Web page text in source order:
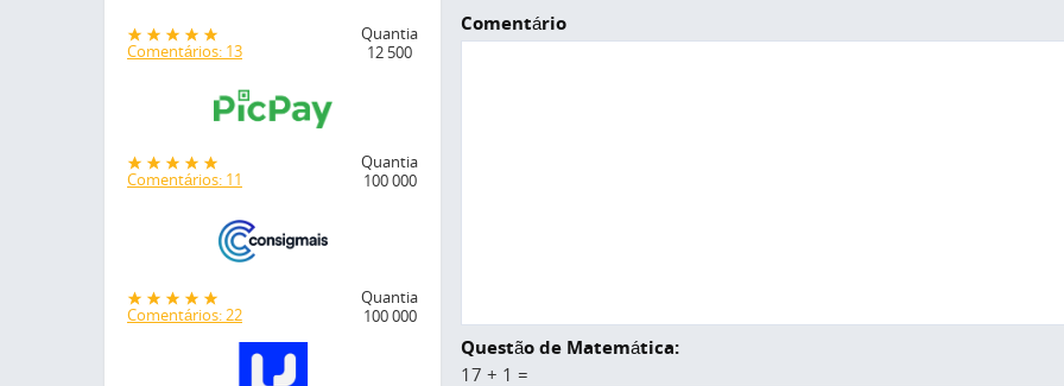
Comentário
Questão de Matemática:
17 + 1 =
Comentários: 13
Quantia
12 500
Comentários: 11
Quantia
100 000
Comentários: 22
Quantia
100 000